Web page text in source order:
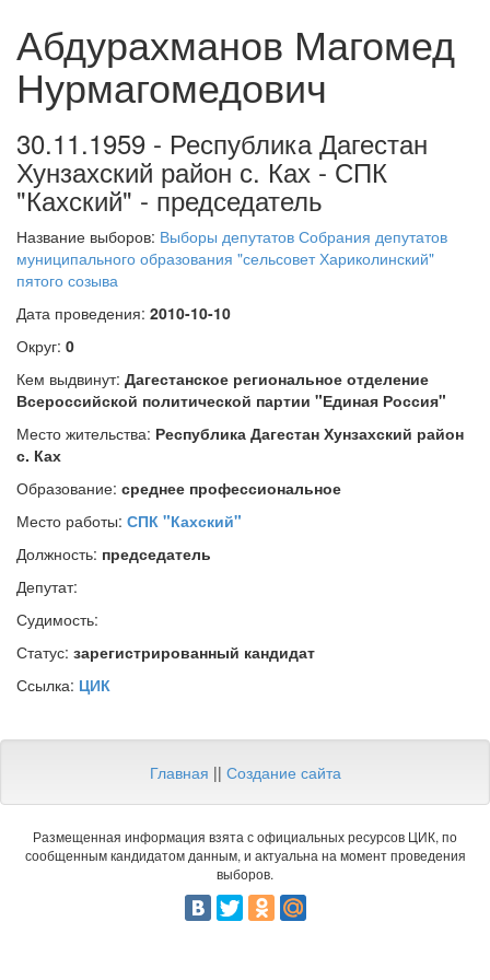
Абдурахманов Магомед
Нурмагомедович
30.11.1959 - Республика Дагестан
Хунзахский район с. Ках - СПК
"Кахский" - председатель
Название выборов: Выборы депутатов Собрания депутатов
муниципального образования "сельсовет Хариколинский"
пятого созыва
Дата проведения: 2010-10-10
Округ: 0
Кем выдвинут: Дагестанское региональное отделение
Всероссийской политической партии "Единая Россия"
Место жительства: Республика Дагестан Хунзахский район
с. Ках
Образование: среднее профессиональное
Место работы: СПК "Кахский"
Должность: председатель
Депутат:
Судимость:
Статус: зарегистрированный кандидат
Ссылка: ЦИК
Главная || Создание сайта
Размещенная информация взята с официальных ресурсов ЦИК, по
сообщенным кандидатом данным, и актуальна на момент проведения
выборов.